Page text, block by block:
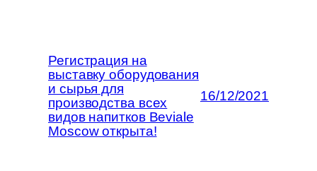
Регистрация на
выставку оборудования
и сырья для
производства всех
видов напитков Beviale
Moscow открыта!
16/12/2021